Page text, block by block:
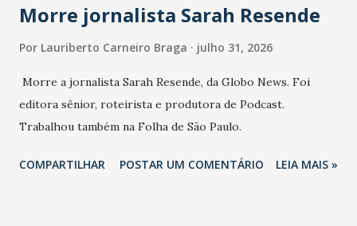
Morre jornalista Sarah Resende
Por Lauriberto Carneiro Braga julho 31, 2026
Morre a jornalista Sarah Resende, da Globo News. Foi
editora sênior, roteirista e produtora de Podcast.
Trabalhou também na Folha de São Paulo.
COMPARTILHAR POSTAR UM COMENTÁRIO LEIA MAIS »